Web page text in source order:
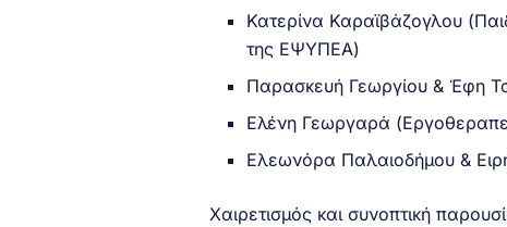
Κατερίνα Καραϊβάζογλου
της ΕΨΥΠΕΑ)
Παρασκευή Γεωργίου & Έφη
Ελένη Γεωργαρά
Ελεωνόρα Παλαιοδήμου &
Χαιρετισμός και συνοπτική